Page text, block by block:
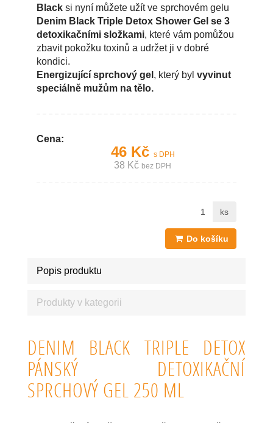
Black si nyní můžete užít ve sprchovém gelu
Denim Black Triple Detox Shower Gel se 3
detoxikačními složkami, které vám pomůžou
zbavit pokožku toxinů a udržet ji v dobré
kondici.
Energizující sprchový gel , který byl vyvinut
speciálně mužům na tělo.
Cena:
46 Kč s DPH
38 Kč bez DPH
ks
Do košíku
Popis produktu
Produkty v kategorii
DENIM BLACK TRIPLE DETOX
PÁNSKÝ DETOXIKAČNÍ
SPRCHOVÝ GEL 250 ML